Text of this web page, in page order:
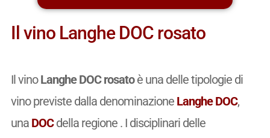
Il vino Langhe DOC rosato
Il vinoLanghe DOC rosatoè una delle tipologie di
vino previste dalla denominazione Langhe DOC,
una DOCdella regione . I disciplinari delle